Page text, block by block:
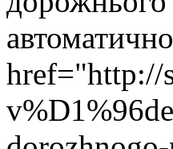
href="http://